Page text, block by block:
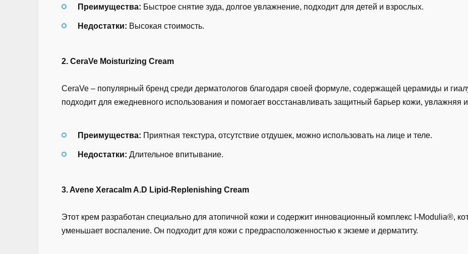
Преимущества: Быстрое снятие зуда, долгое увлажнение, подходит для детей и взрослых.
Недостатки: Высокая стоимость.
2. CeraVe Moisturizing Cream
CeraVe – популярный бренд среди дерматологов благодаря своей формуле, содержащей церамиды и
подходит для ежедневного использования и помогает восстанавливать защитный барьер кожи, увлажняя
Преимущества: Приятная текстура, отсутствие отдушек, можно использовать на лице и теле.
Недостатки: Длительное впитывание.
3. Avene Xeracalm A.D Lipid-Replenishing Cream
Этот крем разработан специально для атопичной кожи и содержит инновационный комплекс I-Modulia®,
уменьшает воспаление. Он подходит для кожи с предрасположенностью к экземе и дерматиту.